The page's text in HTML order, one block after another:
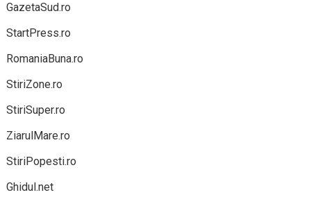
GazetaSud.ro
StartPress.ro
RomaniaBuna.ro
StiriZone.ro
StiriSuper.ro
ZiarulMare.ro
StiriPopesti.ro
Ghidul.net